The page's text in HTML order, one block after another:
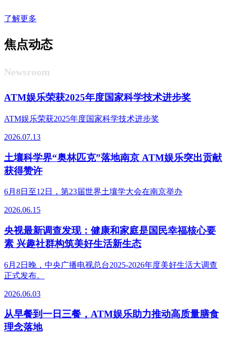
了解更多
焦点动态
Newsroom
ATM娱乐荣获2025年度国家科学技术进步奖
ATM娱乐荣获2025年度国家科学技术进步奖
2026.07.13
土壤科学界“奥林匹克”落地南京 ATM娱乐突出贡献
获得赞许
6月8日至12日，第23届世界土壤学大会在南京举办
2026.06.15
央视最新调查发现：健康和家庭是国民幸福核心要
素 兴趣社群构筑美好生活新生态
6月2日晚，中央广播电视总台2025-2026年度美好生活大调查
正式发布。
2026.06.03
从早餐到一日三餐，ATM娱乐助力推动高质量膳食
理念落地